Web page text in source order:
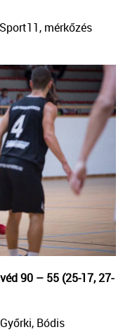
mérkőzés
90 – 55 (25-17, 27-
Bódis